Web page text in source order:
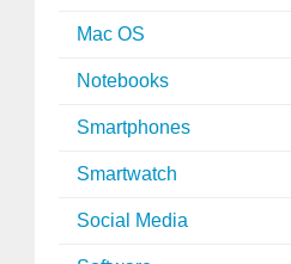
Mac OS
Notebooks
Smartphones
Smartwatch
Social Media